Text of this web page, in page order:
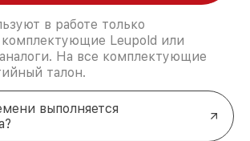
в работе только
Leupold или
На все комплектующие
талон.
выполняется